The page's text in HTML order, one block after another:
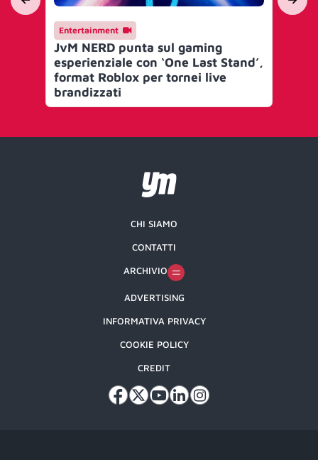
Entertainment
JvM NERD punta sul gaming
esperienziale con ‘One Last Stand’,
format Roblox per tornei live
brandizzati
CHI SIAMO
CONTATTI
ARCHIVIO
ADVERTISING
INFORMATIVA PRIVACY
COOKIE POLICY
CREDIT